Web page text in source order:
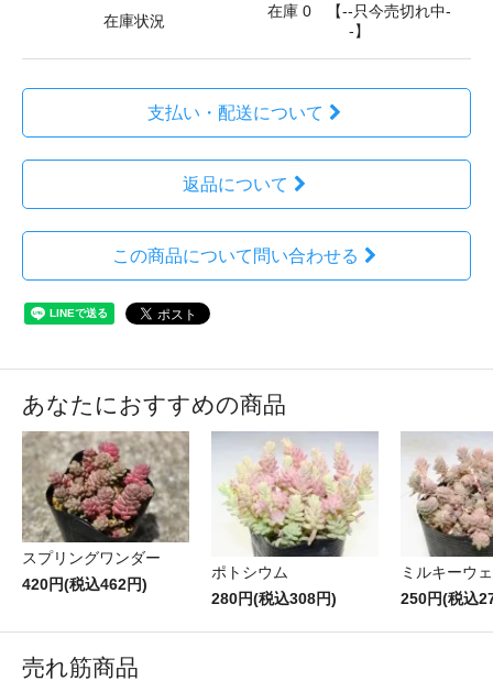
在庫状況
在庫 0 【--只今売切れ中-
-】
支払い・配送について
返品について
この商品について問い合わせる
あなたにおすすめの商品
スプリングワンダー
420円(税込462円)
ポトシウム
280円(税込308円)
ミルキーウ
250円(税込
売れ筋商品